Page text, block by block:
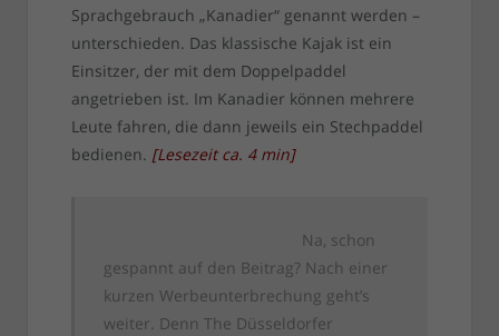
Sprachgebrauch „Kanadier“ genannt werden –
unterschieden. Das klassische Kajak ist ein
Einsitzer, der mit dem Doppelpaddel
angetrieben ist. Im Kanadier können mehrere
Leute fahren, die dann jeweils ein Stechpaddel
bedienen. [Lesezeit ca. 4 min]
Na, schon
gespannt auf den Beitrag? Nach einer
kurzen Werbeunterbrechung geht’s
weiter. Denn The Düsseldorfer